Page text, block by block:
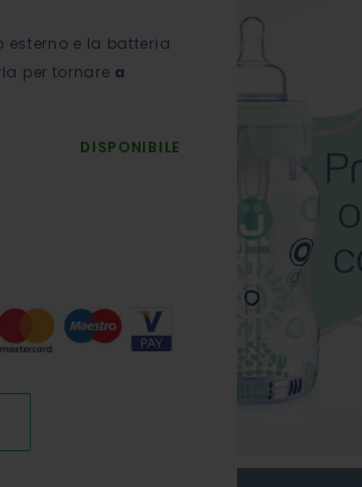
esterno e la batteria
per tornare a
DISPONIBILE